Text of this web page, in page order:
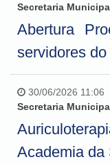
Secretaria
Abertura
servidores
30/06/2026 11:06
Secretaria
Academia da